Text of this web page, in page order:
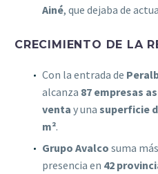
Ainé, que dejaba de
CRECIMIENTO DE LA
Con la entrada de
alcanza 87 empresas
venta y una superficie
m².
Grupo Avalco suma
presencia en 42